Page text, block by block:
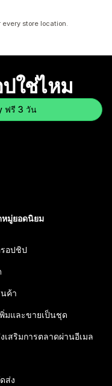
store location.
ใช่ไหม
ฟรี 3 วัน
มู่ยอดนิยม
อปชิป
ค้า
มและขายเป็นชุด
เสริมการตลาดผ่านอีเมล
ส่ง